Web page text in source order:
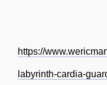
https://
labyrinth-cardia-